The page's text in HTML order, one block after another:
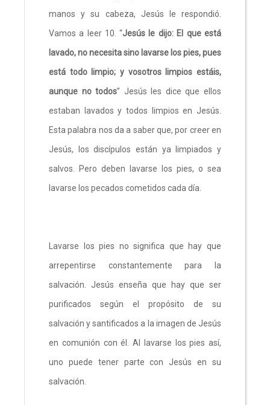
manos y su cabeza, Jesús le respondió.
Vamos a leer 10. “Jesús le dijo: El que está
lavado, no necesita sino lavarse los pies, pues
está todo limpio; y vosotros limpios estáis,
aunque no todos” Jesús les dice que ellos
estaban lavados y todos limpios en Jesús.
Esta palabra nos da a saber que, por creer en
Jesús, los discípulos están ya limpiados y
salvos. Pero deben lavarse los pies, o sea
lavarse los pecados cometidos cada día.
Lavarse los pies no significa que hay que
arrepentirse constantemente para la
salvación. Jesús enseña que hay que ser
purificados según el propósito de su
salvación y santificados a la imagen de Jesús
en comunión con él. Al lavarse los pies así,
uno puede tener parte con Jesús en su
salvación.